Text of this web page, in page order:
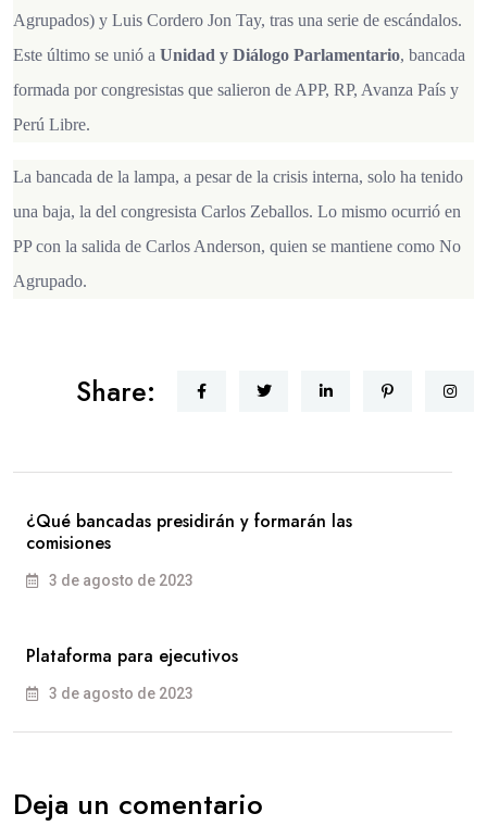
Agrupados) y Luis Cordero Jon Tay, tras una serie de escándalos.
Este último se unió a Unidad y Diálogo Parlamentario, bancada
formada por congresistas que salieron de APP, RP, Avanza País y
Perú Libre.
La bancada de la lampa, a pesar de la crisis interna, solo ha tenido
una baja, la del congresista Carlos Zeballos. Lo mismo ocurrió en
PP con la salida de Carlos Anderson, quien se mantiene como No
Agrupado.
Share:
¿Qué bancadas presidirán y formarán las
comisiones
3 de agosto de 2023
Plataforma para ejecutivos
3 de agosto de 2023
Deja un comentario